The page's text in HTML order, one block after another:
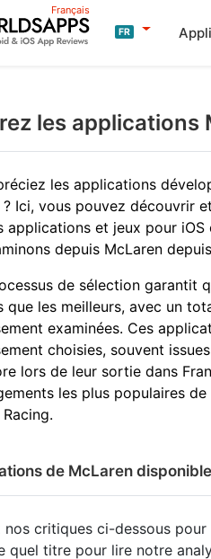
Français
FR
les applications
les applications
? Ici, vous pouvez découvrir
applications et jeux pour
depuis McLaren
de sélection garantit
que les meilleurs, avec un
examinées. Ces
choisies, souvent
lors de leur sortie dans
les plus populaires
de McLaren
nos critiques ci-dessous
quel titre pour lire notre